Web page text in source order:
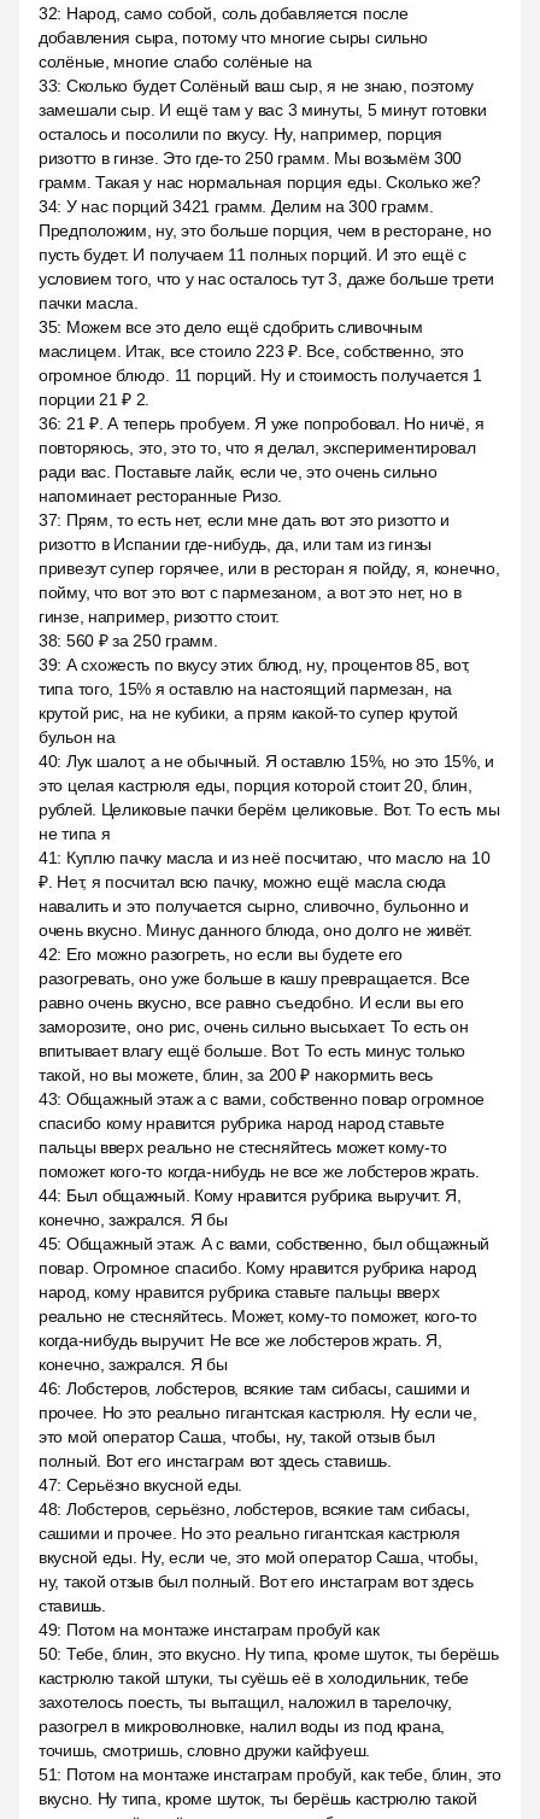
32: Народ, само собой, соль добавляется после
добавления сыра, потому что многие сыры сильно
солёные, многие слабо солёные на
33: Сколько будет Солёный ваш сыр, я не знаю, поэтому
замешали сыр. И ещё там у вас 3 минуты, 5 минут готовки
осталось и посолили по вкусу. Ну, например, порция
ризотто в гинзе. Это где-то 250 грамм. Мы возьмём 300
грамм. Такая у нас нормальная порция еды. Сколько же?
34: У нас порций 3421 грамм. Делим на 300 грамм.
Предположим, ну, это больше порция, чем в ресторане, но
пусть будет. И получаем 11 полных порций. И это ещё с
условием того, что у нас осталось тут 3, даже больше трети
пачки масла.
35: Можем все это дело ещё сдобрить сливочным
маслицем. Итак, все стоило 223 ₽. Все, собственно, это
огромное блюдо. 11 порций. Ну и стоимость получается 1
порции 21 ₽ 2.
36: 21 ₽. А теперь пробуем. Я уже попробовал. Но ничё, я
повторяюсь, это, это то, что я делал, экспериментировал
ради вас. Поставьте лайк, если че, это очень сильно
напоминает ресторанные Ризо.
37: Прям, то есть нет, если мне дать вот это ризотто и
ризотто в Испании где-нибудь, да, или там из гинзы
привезут супер горячее, или в ресторан я пойду, я, конечно,
пойму, что вот это вот с пармезаном, а вот это нет, но в
гинзе, например, ризотто стоит.
38: 560 ₽ за 250 грамм.
39: А схожесть по вкусу этих блюд, ну, процентов 85, вот,
типа того, 15% я оставлю на настоящий пармезан, на
крутой рис, на не кубики, а прям какой-то супер крутой
бульон на
40: Лук шалот, а не обычный. Я оставлю 15%, но это 15%, и
это целая кастрюля еды, порция которой стоит 20, блин,
рублей. Целиковые пачки берём целиковые. Вот. То есть мы
не типа я
41: Куплю пачку масла и из неё посчитаю, что масло на 10
₽. Нет, я посчитал всю пачку, можно ещё масла сюда
навалить и это получается сырно, сливочно, бульонно и
очень вкусно. Минус данного блюда, оно долго не живёт.
42: Его можно разогреть, но если вы будете его
разогревать, оно уже больше в кашу превращается. Все
равно очень вкусно, все равно съедобно. И если вы его
заморозите, оно рис, очень сильно высыхает. То есть он
впитывает влагу ещё больше. Вот. То есть минус только
такой, но вы можете, блин, за 200 ₽ накормить весь
43: Общажный этаж а с вами, собственно повар огромное
спасибо кому нравится рубрика народ народ ставьте
пальцы вверх реально не стесняйтесь может кому-то
поможет кого-то когда-нибудь не все же лобстеров жрать.
44: Был общажный. Кому нравится рубрика выручит. Я,
конечно, зажрался. Я бы
45: Общажный этаж. А с вами, собственно, был общажный
повар. Огромное спасибо. Кому нравится рубрика народ
народ, кому нравится рубрика ставьте пальцы вверх
реально не стесняйтесь. Может, кому-то поможет, кого-то
когда-нибудь выручит. Не все же лобстеров жрать. Я,
конечно, зажрался. Я бы
46: Лобстеров, лобстеров, всякие там сибасы, сашими и
прочее. Но это реально гигантская кастрюля. Ну если че,
это мой оператор Саша, чтобы, ну, такой отзыв был
полный. Вот его инстаграм вот здесь ставишь.
47: Серьёзно вкусной еды.
48: Лобстеров, серьёзно, лобстеров, всякие там сибасы,
сашими и прочее. Но это реально гигантская кастрюля
вкусной еды. Ну, если че, это мой оператор Саша, чтобы,
ну, такой отзыв был полный. Вот его инстаграм вот здесь
ставишь.
49: Потом на монтаже инстаграм пробуй как
50: Тебе, блин, это вкусно. Ну типа, кроме шуток, ты берёшь
кастрюлю такой штуки, ты суёшь её в холодильник, тебе
захотелось поесть, ты вытащил, наложил в тарелочку,
разогрел в микроволновке, налил воды из под крана,
точишь, смотришь, словно дружи кайфуеш.
51: Потом на монтаже инстаграм пробуй, как тебе, блин, это
вкусно. Ну типа, кроме шуток, ты берёшь кастрюлю такой